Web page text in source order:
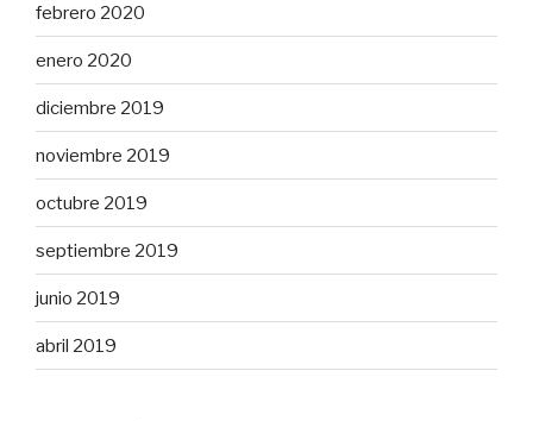
febrero 2020
enero 2020
diciembre 2019
noviembre 2019
octubre 2019
septiembre 2019
junio 2019
abril 2019